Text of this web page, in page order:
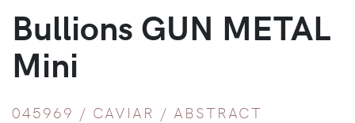
Bullions GUN METAL
Mini
045969 / CAVIAR / ABSTRACT